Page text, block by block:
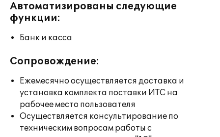
Автоматизированы следующие
функции:
Банк и касса
Сопровождение:
Ежемесячно осуществляется доставка и
установка комплекта поставки ИТС на
рабочее место пользователя
Осуществляется консультирование по
техническим вопросам работы с